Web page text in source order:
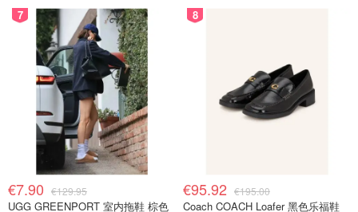
7
€7.90 €129.95
UGG GREENPORT 室内拖鞋 棕色
8
€95.92 €195.00
Coach COACH Loafer 黑色乐福鞋